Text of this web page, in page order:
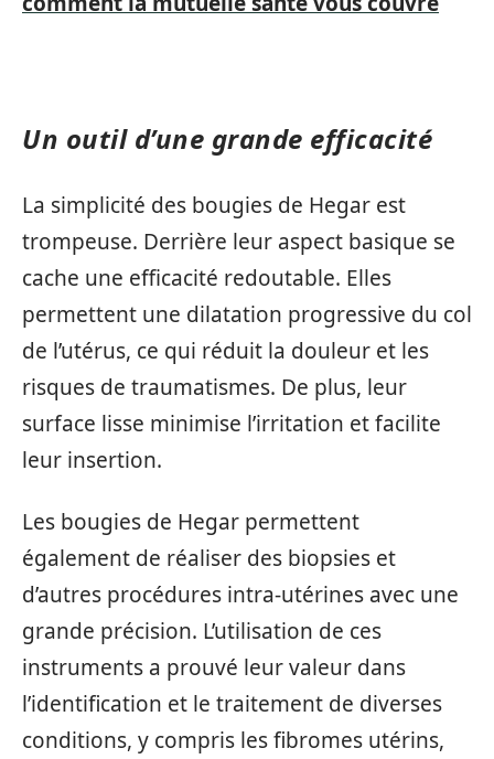
Un outil d’une grande efficacité
La simplicité des bougies de Hegar est
trompeuse. Derrière leur aspect basique se
cache une efficacité redoutable. Elles
permettent une dilatation progressive du col
de l’utérus, ce qui réduit la douleur et les
risques de traumatismes. De plus, leur
surface lisse minimise l’irritation et facilite
leur insertion.
Les bougies de Hegar permettent
également de réaliser des biopsies et
d’autres procédures intra-utérines avec une
grande précision. L’utilisation de ces
instruments a prouvé leur valeur dans
l’identification et le traitement de diverses
conditions, y compris les fibromes utérins,